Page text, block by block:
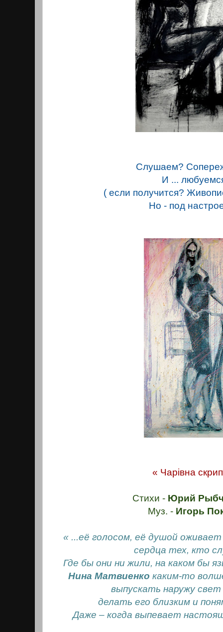
Слушаем?
И ...
( если получится?
Но - под
« Чарiвна
Стихи - Юрий
Муз. - Игорь
« ...её голосом, её душой оживает
сердца тех, кто
Где бы они ни жили, на каком бы
Нина Матвиенко каким-то
выпускать наружу
делать его близким и
Даже – когда выпевает